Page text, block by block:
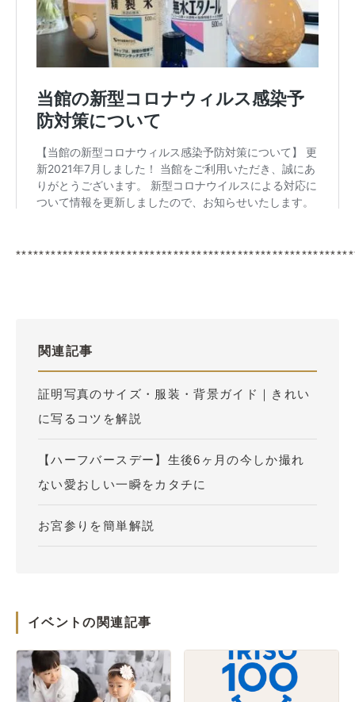
関連記事
証明写真のサイズ・服装・背景ガイド｜きれい
に写るコツを解説
【ハーフバースデー】生後6ヶ月の今しか撮れ
ない愛おしい一瞬をカタチに
お宮参りを簡単解説
イベントの関連記事